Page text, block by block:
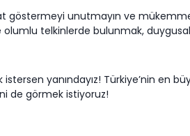
göstermeyi unutmayın ve
telkinlerde bulunmak,
yanındayız! Türkiye’nin en
de görmek istiyoruz!